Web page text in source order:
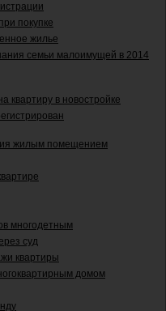
покупке
жилье
семьи малоимущей в 2014
квартиру в новостройке
жилым помещением
многодетным
суд
квартиры
домом